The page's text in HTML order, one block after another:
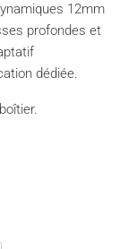
12mm
profondes et
dédiée.